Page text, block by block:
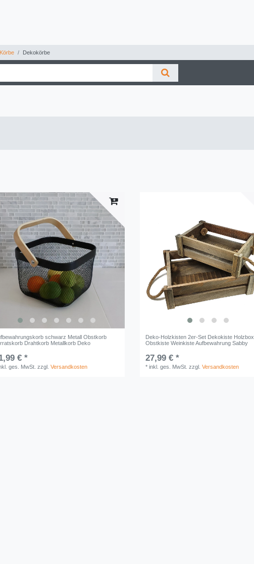
Körbe Dekokörbe
schwarz Metall Obstkorb
Drahtkorb Metallkorb Deko
€ *
ges. MwSt. zzgl.Versandkosten
Deko-Holzkisten 2er-Set Dekokiste Holzbox
Obstkiste Weinkiste Aufbewahrung Sabby
27,99 € *
*inkl. ges. MwSt. zzgl.Versandkosten